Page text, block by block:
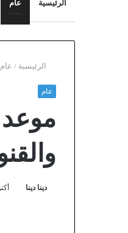
الرئيسية عام
الرئيسية / عام
عام
دينا دينا